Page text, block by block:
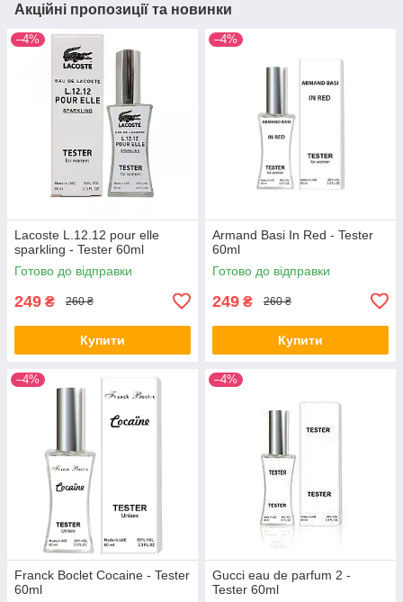
Акційні пропозиції та новинки
–4%
Lacoste L.12.12 pour elle
sparkling - Tester 60ml
Готово до відправки
249 ₴ 260 ₴
Купити
–4%
Armand Basi In Red - Tester
60ml
Готово до відправки
249 ₴ 260 ₴
Купити
–4%
Franck Boclet Cocaine - Tester
60ml
–4%
Gucci eau de parfum 2 -
Tester 60ml